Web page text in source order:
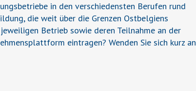
in den verschiedensten Berufen rund
die weit über die Grenzen Ostbelgiens
Betrieb sowie deren Teilnahme an der
eintragen? Wenden Sie sich kurz an